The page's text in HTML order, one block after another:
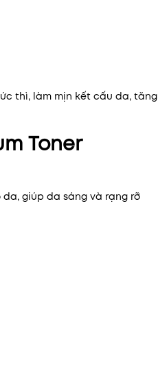
thì, làm mịn kết cấu da, tăng
Toner
giúp da sáng và rạng rỡ